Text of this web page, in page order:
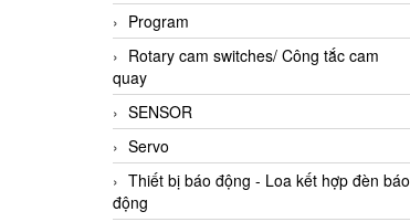
Program
Rotary cam switches/ Công tắc cam
quay
SENSOR
Servo
Thiết bị báo động - Loa kết hợp đèn báo
động